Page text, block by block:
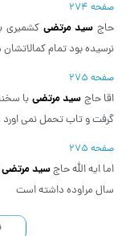
صفحه 274
حاج سید مرتضی کشمیری
نرسیده بود تمام
صفحه 275
اقا حاج سید مرتضی با
گرفت و تاب تحمل نمی اورد 1
صفحه 275
اما ایه الله حاجسید مرتضی
سال مراوده داشته است